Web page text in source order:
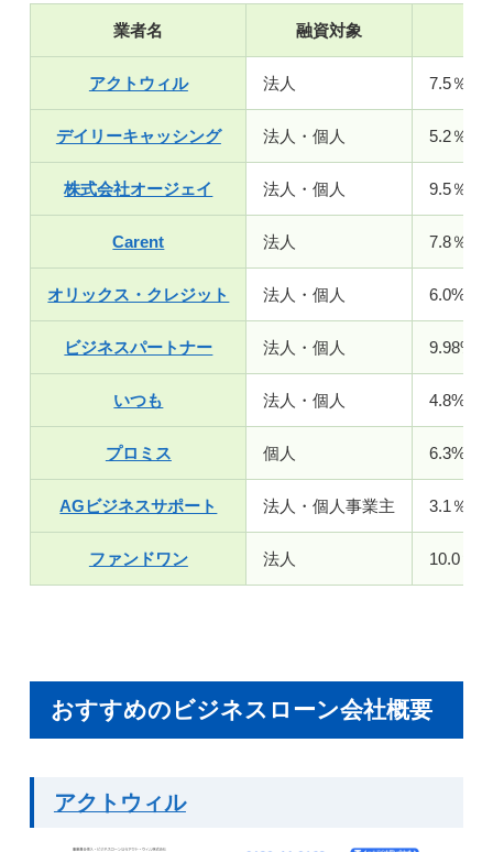
業者名 融資対象
アクトウィル 法人 7.5％～
デイリーキャッシング 法人・個人 5.2％～
株式会社オージェイ 法人・個人 9.5％～
Carent 法人 7.8％～
オリックス・クレジット 法人・個人 6.0%〜
ビジネスパートナー 法人・個人 9.98%
いつも 法人・個人 4.8%～
プロミス 個人 6.3%～
AGビジネスサポート 法人・個人事業主 3.1％～
ファンドワン 法人 10.0％
おすすめのビジネスローン会社概要
アクトウィル